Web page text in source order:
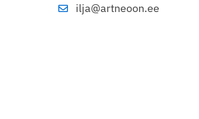
ilja@artneoon.ee